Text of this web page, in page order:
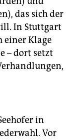
das sich der
In Stuttgart
einer Klage
– dort setzt
in
Vor